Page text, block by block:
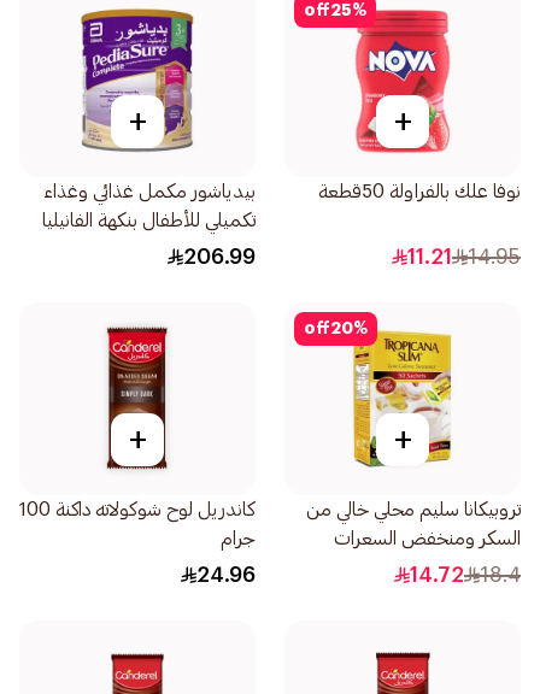
25%
off
+
نوفا علك بالفراولة 50قطعة
14.95
11.21
+
بيدياشور مكمل غذائي وغذاء
تكميلي للأطفال بنكهة الفانيليا
1600جرام
206.99
20%
off
+
تروبيكانا سليم محلي خالي من
السكر ومنخفض السعرات
50×100جرام
18.4
14.72
+
كاندريل لوح شوكولاته داكنة 100
جرام
24.96